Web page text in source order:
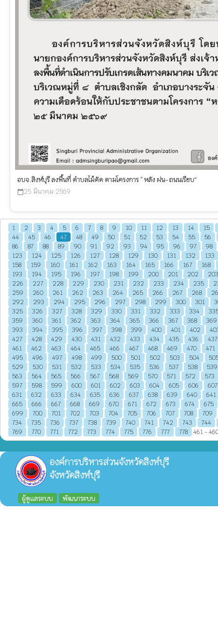
อบจ.สิงห์บุรี ลงพื้นที่ ตำบลไม้ดัด ตามโครงการ “ หลัง ฝน- ถนนเรียบ”
calendar_today25 มีนาคม 2569
1 2 3 4 5 6 7 8 9 10 11 12 13 14
15
44
45 46 47 48 49 50 51 52 53 54 55
56
86
87 88 89 90 91 92 93 94 95 96 97
98
123
124 125 126 127 128 129 130 131 132
133
158
159 160 161 162 163 164 165 166 167
168
193
194 195 196 197 198 199 200 201 202
203
226
227 228 229 230 231 232 233 234 235
259
260 261 262 263 264 265 266 267 268
292
293 294 295 296 297 298 299 300 301
325
326 327 328 329 330 331 332 333 334
359
360 361 362 363 364 365 366 367 368
369
393
394 395 396 397 398 399 400 401 402
427
428 429 430 431 432 433 434 435 436
437
461
462 463 464 465 466 467 468 469 470
471
495
496 497 498 499 500 501 502 503 504
529
530 531 532 533 534 535 536 537 538
539
563
564 565 566 567 568 569 570 571 572
573
597
598 599 600 601 602 603 604 605 606
607
631
632 633 634 635 636 637 638 639 640
641
665
666 667 668 669 670 671 672 673 674
675
699
700 701 702 703 704 705 706 707 708
709
734
735 736 737 738 739 740 741 742 743
744
769
770 771 772 773 774 775 776 777 778 461 -
องค์การบริหารส่วนจังหวัดสิงห์บุรี
จังหวัดสิงห์บุรี
ผู้ดูแลระบบ พัฒนาระบบ